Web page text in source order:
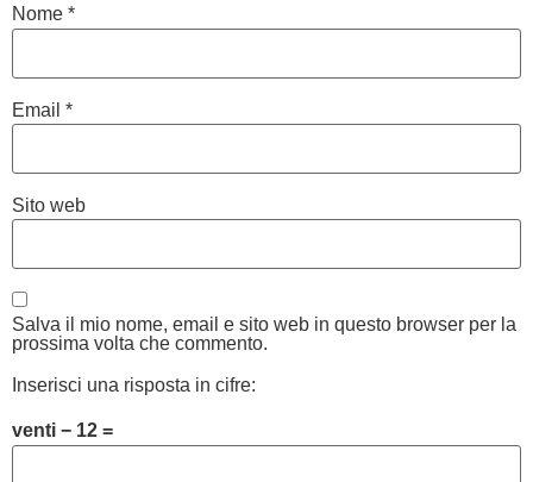
Nome *
Email *
Sito web
Salva il mio nome, email e sito web in questo browser per la
prossima volta che commento.
Inserisci una risposta in cifre:
venti − 12 =